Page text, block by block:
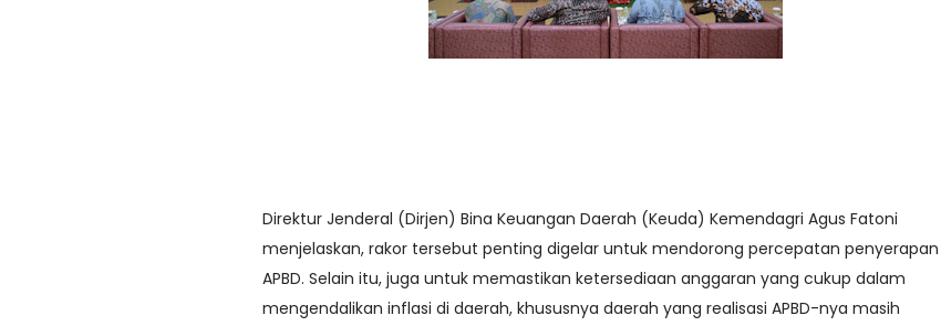
Direktur Jenderal (Dirjen) Bina Keuangan Daerah (Keuda) Kemendagri Agus Fatoni
menjelaskan, rakor tersebut penting digelar untuk mendorong percepatan penyerapan
APBD. Selain itu, juga untuk memastikan ketersediaan anggaran yang cukup dalam
mengendalikan inflasi di daerah, khususnya daerah yang realisasi APBD-nya masih